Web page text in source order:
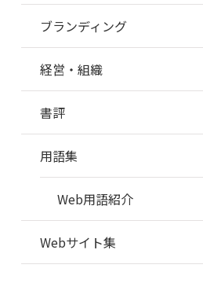
ブランディング
経営・組織
書評
用語集
Web用語紹介
Webサイト集